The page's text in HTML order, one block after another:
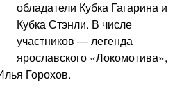
обладатели Кубка Гагарина и
Кубка Стэнли. В числе
участников — легенда
ярославского «Локомотива»,
Горохов.